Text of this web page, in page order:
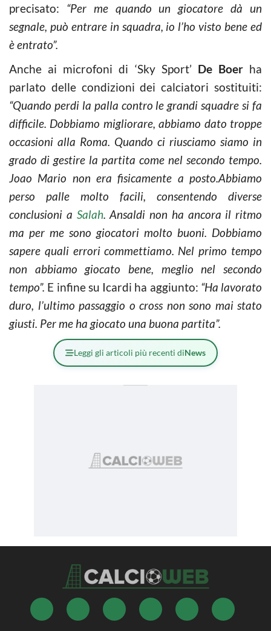
precisato: “Per me quando un giocatore dà un
segnale, può entrare in squadra, io l’ho visto bene ed
è entrato”.
Anche ai microfoni di ‘Sky Sport’ De Boerha
parlato delle condizioni dei calciatori sostituiti:
“Quando perdi la palla contro le grandi squadre si fa
difficile. Dobbiamo migliorare, abbiamo dato troppe
occasioni alla Roma. Quando ci riusciamo siamo in
grado di gestire la partita come nel secondo tempo.
Joao Mario non era fisicamente a posto.Abbiamo
perso palle molto facili, consentendo diverse
conclusioni a Salah. Ansaldi non ha ancora il ritmo
ma per me sono giocatori molto buoni. Dobbiamo
sapere quali errori commettiamo. Nel primo tempo
non abbiamo giocato bene, meglio nel secondo
tempo”. E infine su Icardi ha aggiunto: “Ha lavorato
duro, l’ultimo passaggio o cross non sono mai stato
giusti. Per me ha giocato una buona partita”.
Leggi gli articoli più recenti diNews